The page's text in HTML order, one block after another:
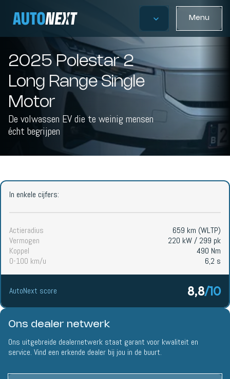
Menu
2025 Polestar 2
Long Range Single
Motor
De volwassen EV die te weinig mensen
écht begrijpen
In enkele cijfers:
Actieradius
⁨659 km⁩ (WLTP)
Vermogen
220 kW⁩ / ⁨299 pk⁩
Koppel
490 Nm
0-100 km/u
6,2 s
AutoNext score 8,8/10
Ons dealer netwerk
Ons uitgebreide dealernetwerk staat garant voor kwaliteit en
service. Vind een erkende dealer bij jou in de buurt.